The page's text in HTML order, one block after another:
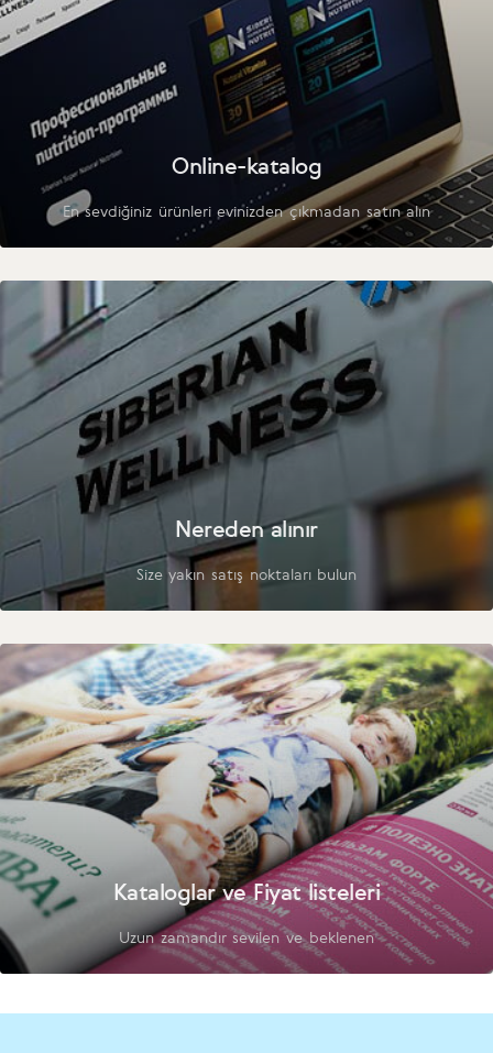
Online-katalog
En sevdiğiniz ürünleri evinizden çıkmadan satın alın
Nereden alınır
Size yakın satış noktaları bulun
Kataloglar ve Fiyat listeleri
Uzun zamandır sevilen ve beklenen